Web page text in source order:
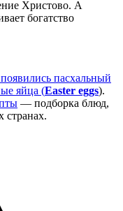
Христово. А
богатство
пасхальный
яйца (Easter eggs).
— подборка блюд,
странах.